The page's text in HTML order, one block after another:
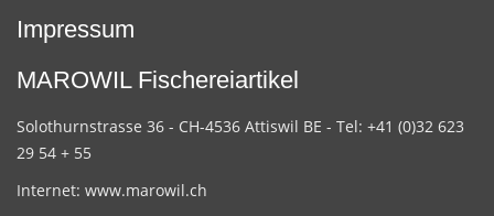
Impressum
MAROWIL Fischereiartikel
Solothurnstrasse 36 - CH-4536 Attiswil BE - Tel: +41 (0)32 623
29 54 + 55
Internet: www.marowil.ch